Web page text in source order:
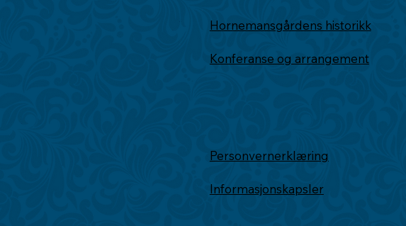
Hornemansgårdens historikk
Konferanse og arrangement
Personvernerklæring
Informasjonskapsler